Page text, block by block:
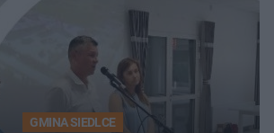
GMINA SIEDLCE